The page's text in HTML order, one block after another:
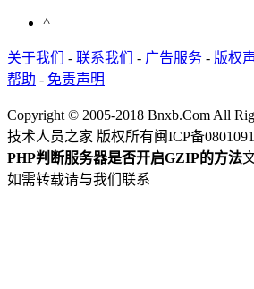
^
关于我们 - 联系我们 - 广告服务 - 版权
帮助 - 免责声明
Copyright © 2005-2018 Bnxb.Com All
技术人员之家 版权所有闽ICP备
PHP判断服务器是否开启GZIP的方法
如需转载请与我们联系